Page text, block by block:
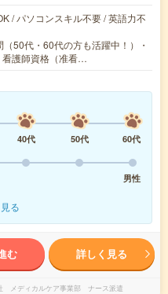
/ パソコンスキル不要 / 英語力不
50代・60代の方も活躍中！）・
看護師資格（准看…
40代 50代
60代
男性
る
む 詳しく見る
メディカルケア事業部 ナース派遣